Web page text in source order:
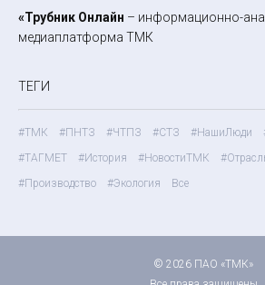
«Трубник Онлайн – информационно-
медиаплатформа ТМК
ТЕГИ
#ТМК #ПНТЗ #ЧТПЗ #СТЗ #НашиЛюди
#ТАГМЕТ
#История #НовостиТМК
#Производство
#Экология Все
© 2026 ПАО «ТМК»